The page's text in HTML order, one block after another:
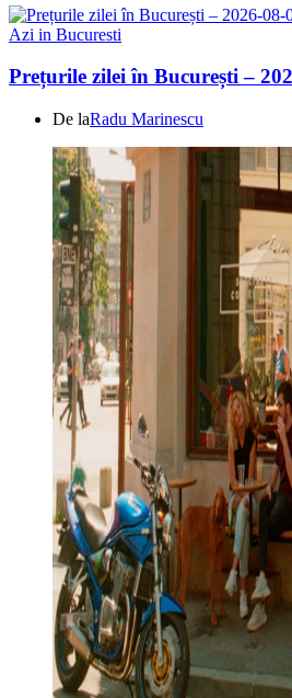
Azi in Bucuresti
Prețurile zilei în București –
De laRadu Marinescu